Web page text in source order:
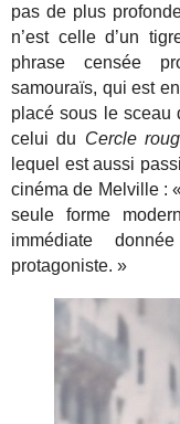
pas de plus
n’est celle d’un
phrase censée
samouraïs, qui est
placé sous le sceau
celui du Cercle
lequel est aussi
cinéma de Melville :
seule forme
immédiate
protagoniste. »